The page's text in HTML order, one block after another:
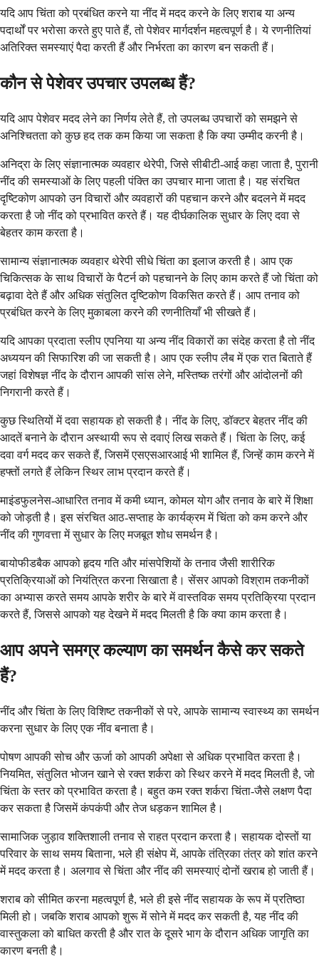
यदि आप चिंता को प्रबंधित करने या नींद में मदद करने के लिए शराब या अन्य
पदार्थों पर भरोसा करते हुए पाते हैं, तो पेशेवर मार्गदर्शन महत्वपूर्ण है। ये रणनीतियां
अतिरिक्त समस्याएं पैदा करती हैं और निर्भरता का कारण बन सकती हैं।
कौन से पेशेवर उपचार उपलब्ध हैं?
यदि आप पेशेवर मदद लेने का निर्णय लेते हैं, तो उपलब्ध उपचारों को समझने से
अनिश्चितता को कुछ हद तक कम किया जा सकता है कि क्या उम्मीद करनी है।
अनिद्रा के लिए संज्ञानात्मक व्यवहार थेरेपी, जिसे सीबीटी-आई कहा जाता है, पुरानी
नींद की समस्याओं के लिए पहली पंक्ति का उपचार माना जाता है। यह संरचित
दृष्टिकोण आपको उन विचारों और व्यवहारों की पहचान करने और बदलने में मदद
करता है जो नींद को प्रभावित करते हैं। यह दीर्घकालिक सुधार के लिए दवा से
बेहतर काम करता है।
सामान्य संज्ञानात्मक व्यवहार थेरेपी सीधे चिंता का इलाज करती है। आप एक
चिकित्सक के साथ विचारों के पैटर्न को पहचानने के लिए काम करते हैं जो चिंता को
बढ़ावा देते हैं और अधिक संतुलित दृष्टिकोण विकसित करते हैं। आप तनाव को
प्रबंधित करने के लिए मुकाबला करने की रणनीतियाँ भी सीखते हैं।
यदि आपका प्रदाता स्लीप एपनिया या अन्य नींद विकारों का संदेह करता है तो नींद
अध्ययन की सिफारिश की जा सकती है। आप एक स्लीप लैब में एक रात बिताते हैं
जहां विशेषज्ञ नींद के दौरान आपकी सांस लेने, मस्तिष्क तरंगों और आंदोलनों की
निगरानी करते हैं।
कुछ स्थितियों में दवा सहायक हो सकती है। नींद के लिए, डॉक्टर बेहतर नींद की
आदतें बनाने के दौरान अस्थायी रूप से दवाएं लिख सकते हैं। चिंता के लिए, कई
दवा वर्ग मदद कर सकते हैं, जिसमें एसएसआरआई भी शामिल हैं, जिन्हें काम करने में
हफ्तों लगते हैं लेकिन स्थिर लाभ प्रदान करते हैं।
माइंडफुलनेस-आधारित तनाव में कमी ध्यान, कोमल योग और तनाव के बारे में शिक्षा
को जोड़ती है। इस संरचित आठ-सप्ताह के कार्यक्रम में चिंता को कम करने और
नींद की गुणवत्ता में सुधार के लिए मजबूत शोध समर्थन है।
बायोफीडबैक आपको हृदय गति और मांसपेशियों के तनाव जैसी शारीरिक
प्रतिक्रियाओं को नियंत्रित करना सिखाता है। सेंसर आपको विश्राम तकनीकों
का अभ्यास करते समय आपके शरीर के बारे में वास्तविक समय प्रतिक्रिया प्रदान
करते हैं, जिससे आपको यह देखने में मदद मिलती है कि क्या काम करता है।
आप अपने समग्र कल्याण का समर्थन कैसे कर सकते
हैं?
नींद और चिंता के लिए विशिष्ट तकनीकों से परे, आपके सामान्य स्वास्थ्य का समर्थन
करना सुधार के लिए एक नींव बनाता है।
पोषण आपकी सोच और ऊर्जा को आपकी अपेक्षा से अधिक प्रभावित करता है।
नियमित, संतुलित भोजन खाने से रक्त शर्करा को स्थिर करने में मदद मिलती है, जो
चिंता के स्तर को प्रभावित करता है। बहुत कम रक्त शर्करा चिंता-जैसे लक्षण पैदा
कर सकता है जिसमें कंपकंपी और तेज धड़कन शामिल है।
सामाजिक जुड़ाव शक्तिशाली तनाव से राहत प्रदान करता है। सहायक दोस्तों या
परिवार के साथ समय बिताना, भले ही संक्षेप में, आपके तंत्रिका तंत्र को शांत करने
में मदद करता है। अलगाव से चिंता और नींद की समस्याएं दोनों खराब हो जाती हैं।
शराब को सीमित करना महत्वपूर्ण है, भले ही इसे नींद सहायक के रूप में प्रतिष्ठा
मिली हो। जबकि शराब आपको शुरू में सोने में मदद कर सकती है, यह नींद की
वास्तुकला को बाधित करती है और रात के दूसरे भाग के दौरान अधिक जागृति का
कारण बनती है।